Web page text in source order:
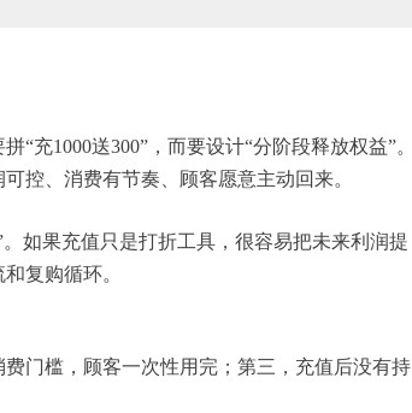
“充1000送300”，而要设计“分阶段释放权益”。
控、消费有节奏、顾客愿意主动回来。
如果充值只是打折工具，很容易把未来利润提
复购循环。
门槛，顾客一次性用完；第三，充值后没有持